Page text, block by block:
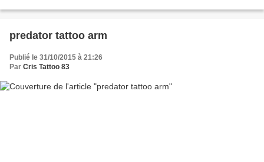
predator tattoo arm
Publié le 31/10/2015 à 21:26
Par Cris Tattoo 83